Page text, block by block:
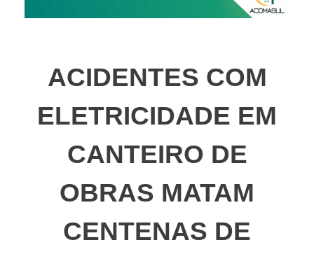
ACIDENTES COM
ELETRICIDADE EM
CANTEIRO DE
OBRAS MATAM
CENTENAS DE